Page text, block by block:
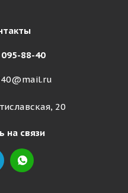
095-88-40
20
на связи